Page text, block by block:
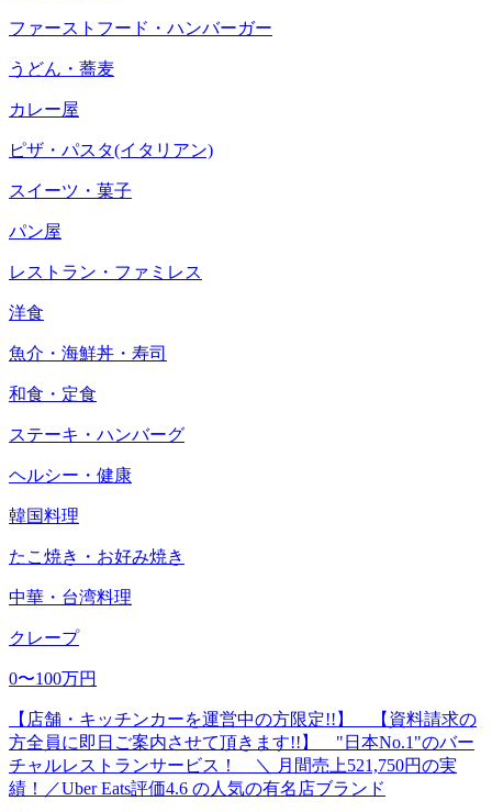
ファーストフード・ハンバーガー
うどん・蕎麦
カレー屋
ピザ・パスタ(イタリアン)
スイーツ・菓子
パン屋
レストラン・ファミレス
洋食
魚介・海鮮丼・寿司
和食・定食
ステーキ・ハンバーグ
ヘルシー・健康
韓国料理
たこ焼き・お好み焼き
中華・台湾料理
クレープ
0〜100万円
【店舗・キッチンカーを運営中の方限定!!】 【資料請求の
方全員に即日ご案内させて頂きます!!】 "日本No.1"のバー
チャルレストランサービス！ ＼ 月間売上521,750円の実
績！／Uber Eats評価4.6 の人気の有名店ブランド